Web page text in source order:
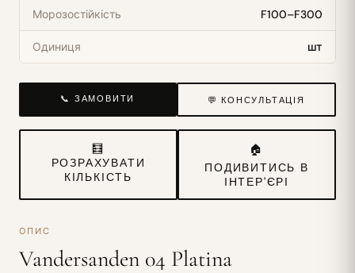
Морозостійкість F100–F300
Одиниця шт
📞 ЗАМОВИТИ 💬 КОНСУЛЬТАЦІЯ
🧮
РОЗРАХУВАТИ
КІЛЬКІСТЬ
🏠
ПОДИВИТИСЬ В
ІНТЕР'ЄРІ
ОПИС
Vandersanden 04 Platina